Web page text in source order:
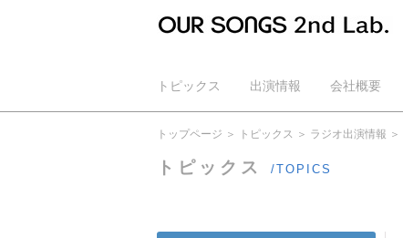
トピックス 出演情報 会社概要
公式YouTube
トップページ トピックス ラジオ出演情報
トピックス /TOPICS